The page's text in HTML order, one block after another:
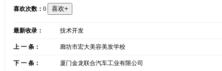
喜欢次数： 0
最新收录： 技术开发
上 一 条： 廊坊市宏大美容美发学校
下 一 条： 厦门金龙联合汽车工业有限公司